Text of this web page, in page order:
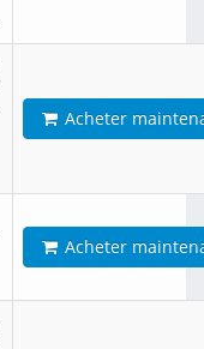
Acheter
Acheter